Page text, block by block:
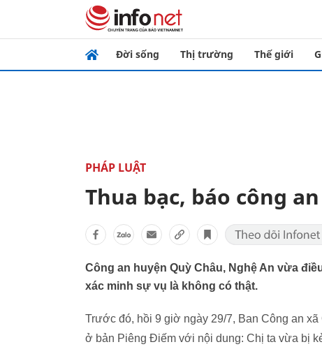
Đời sống Thị trường Thế giới
PHÁP LUẬT
Thua bạc, báo công
Công an huyện Quỳ Châu, Nghệ An vừa
xác minh sự vụ là không có thật.
Trước đó, hồi 9 giờ ngày 29/7, Ban Công an
ở bản Piêng Điếm với nội dung: Chị ta vừa bị